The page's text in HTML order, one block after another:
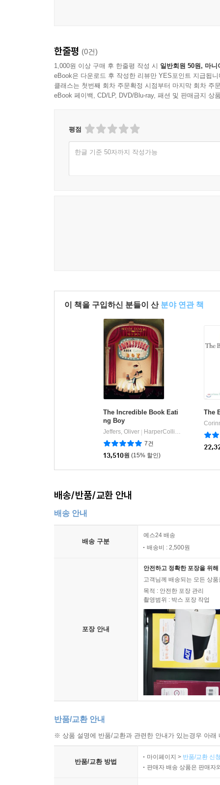
한줄평 (0건)
1,000원 이상 구매 후 한줄평 작성 시 일반회원 50원, 마니
eBook은 다운로드 후 작성한 리뷰만 YES포인트 지급됩니
클래스는 첫번째 회차 주문확정 시점부터 마지막 회차 주
eBook 페이백, CD/LP, DVD/Blu-ray, 패션 및 판매금지 상
평점
한글 기준 50자까지 작성가능
이 책을 구입하신 분들이 산 분야 연관 책
The Incredible Book Eati
ng Boy
Jeffers, Oliver
HarperCollins Publishers
7건
13,510원 (15% 할인)
The
배송/반품/교환 안내
배송 안내
배송 구분
예스24 배송
배송비 : 2,500원
포장 안내
안전하고 정확한 포장을 위
고객님께 배송되는 모든 상
목적 : 안전한 포장 관리
촬영범위 : 박스 포장 작업
반품/교환 안내
※ 상품 설명에 반품/교환과 관련한 안내가 있는경우 아
반품/교환 방법
마이페이지 > 반품/교환 신
판매자 배송 상품은 판매자